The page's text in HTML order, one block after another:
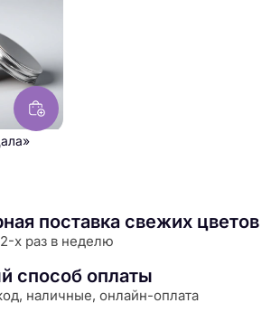
поставка свежих цветов
х раз в неделю
способ оплаты
наличные, онлайн-оплата